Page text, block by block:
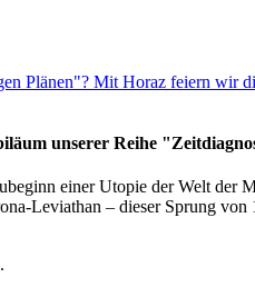
Plänen"? Mit Horaz feiern wir
unserer Reihe
einer Utopie der Welt
Leviathan – dieser Sprung